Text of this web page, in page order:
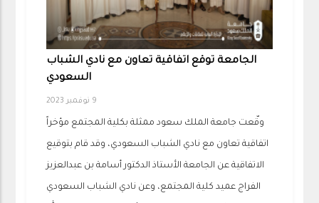
الجامعة توقع اتفاقية تعاون مع نادي الشباب
السعودي
9 نوفمبر 2023
وقّعت جامعة الملك سعود ممثلة بكلية المجتمع مؤخراً
اتفاقية تعاون مع نادي الشباب السعودي، وقد قام بتوقيع
الاتفاقية عن الجامعة الأستاذ الدكتور أسامة بن عبدالعزيز
الفراج عميد كلية المجتمع، وعن نادي الشباب السعودي